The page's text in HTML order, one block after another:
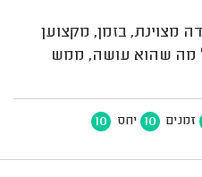
מצוינת, בזמן, מקצוען
מה שהוא עושה, ממש
זמנים 10 יחס 10